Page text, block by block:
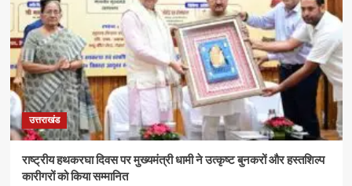
उत्तराखंड
राष्ट्रीय हथकरघा दिवस पर मुख्यमंत्री धामी ने उत्कृष्ट बुनकरों और हस्तशिल्प
कारीगरों को किया सम्मानित